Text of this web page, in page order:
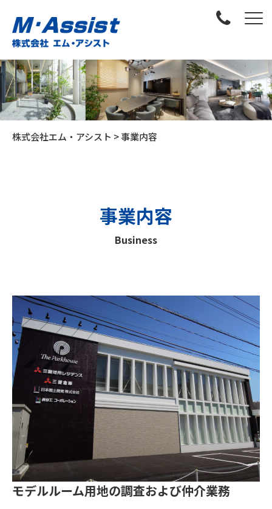
株式会社エム・アシスト >事業内容
事業内容
Business
モデルルーム用地の調査および仲介業務